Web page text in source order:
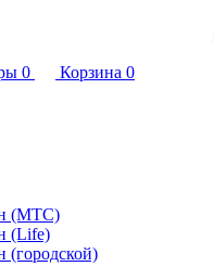
0 Корзина 0
(МТС)
(Life)
(городской)